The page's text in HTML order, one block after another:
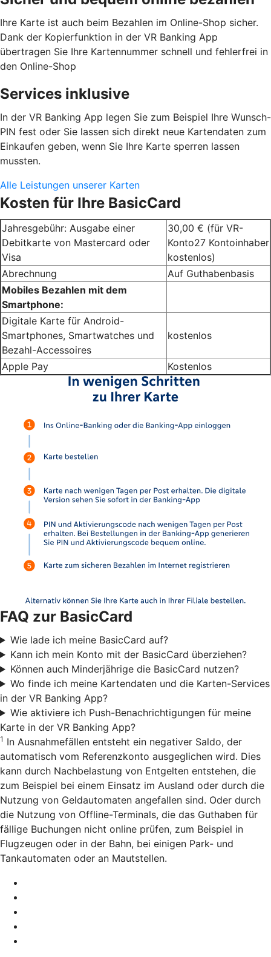
Ihre Karte ist auch beim Bezahlen im Online-Shop sicher.
Dank der Kopierfunktion in der VR Banking App
übertragen Sie Ihre Kartennummer schnell und fehlerfrei in
den Online-Shop
Services inklusive
In der VR Banking App legen Sie zum Beispiel Ihre Wunsch-
PIN fest oder Sie lassen sich direkt neue Kartendaten zum
Einkaufen geben, wenn Sie Ihre Karte sperren lassen
mussten.
Alle Leistungen unserer Karten
Kosten für Ihre BasicCard
Jahresgebühr: Ausgabe einer
Debitkarte von Mastercard oder
Visa
30,00 € (für VR-
Konto27 Kontoinhaber
kostenlos)
Abrechnung
Auf Guthabenbasis
Mobiles Bezahlen mit dem
Smartphone:
Digitale Karte für Android-
Smartphones, Smartwatches und
Bezahl-Accessoires
kostenlos
Apple Pay Kostenlos
FAQ zur BasicCard
Wie lade ich meine BasicCard auf?
Kann ich mein Konto mit der BasicCard überziehen?
Können auch Minderjährige die BasicCard nutzen?
Wo finde ich meine Kartendaten und die Karten-Services
in der VR Banking App?
Wie aktiviere ich Push-Benachrichtigungen für meine
Karte in der VR Banking App?
1 In Ausnahmefällen entsteht ein negativer Saldo, der
automatisch vom Referenzkonto ausgeglichen wird. Dies
kann durch Nachbelastung von Entgelten entstehen, die
zum Beispiel bei einem Einsatz im Ausland oder durch die
Nutzung von Geldautomaten angefallen sind. Oder durch
die Nutzung von Offline-Terminals, die das Guthaben für
fällige Buchungen nicht online prüfen, zum Beispiel in
Flugzeugen oder in der Bahn, bei einigen Park- und
Tankautomaten oder an Mautstellen.